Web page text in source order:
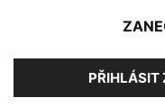
PŘIHLÁSIT